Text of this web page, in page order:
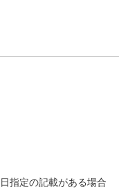
指定の記載がある場合